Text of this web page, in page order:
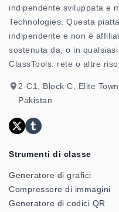
indipendente sviluppata e
Technologies. Questa
indipendente e non è
sostenuta da, o in
ClassTools. rete o altre
2-C1, Block C, Elite
Pakistan
Strumenti di classe
Generatore di grafici
Compressore di immagini
Generatore di codici QR